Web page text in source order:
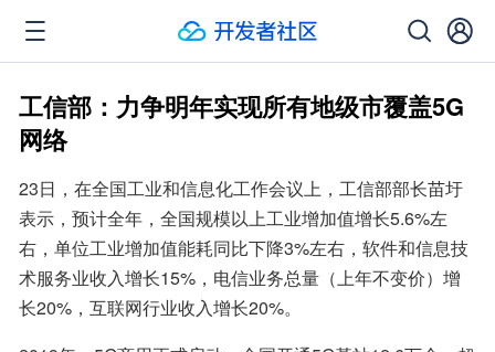
工信部：​力争明年实现所有地级市覆盖5G
网络
23日，在全国工业和信息化工作会议上，工信部部长苗圩
表示，预计全年，全国规模以上工业增加值增长5.6%左
右，单位工业增加值能耗同比下降3%左右，软件和信息技
术服务业收入增长15%，电信业务总量（上年不变价）增
长20%，互联网行业收入增长20%。